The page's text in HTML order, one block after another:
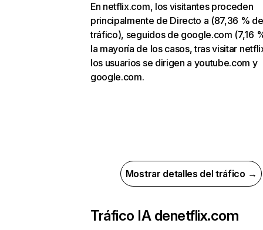
En netflix.com, los visitantes proceden
principalmente de Directo a (87,36 % de
tráfico), seguidos de google.com (7,16
la mayoría de los casos, tras visitar
los usuarios se dirigen a youtube.com y
google.com.
Mostrar detalles del tráfico →
Tráfico IA denetflix.com